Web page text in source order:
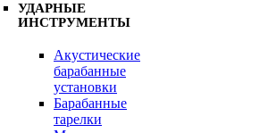
УДАРНЫЕ
ИНСТРУМЕНТЫ
Акустические
барабанные
установки
Барабанные
тарелки